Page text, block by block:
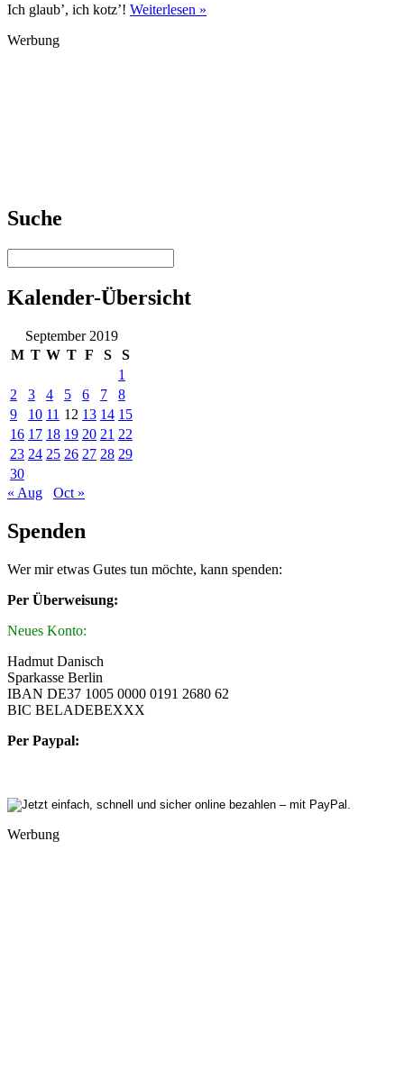
Ich glaub’, ich kotz’! Weiterlesen »
Werbung
Suche
Kalender-Übersicht
September 2019
M T W T F S
S
1
2
3 4 5 6 7
8
9
10 11 12 13 14 15
16 17 18 19 20 21 22
23 24 25 26 27 28 29
30
« Aug
Oct »
Spenden
Wer mir etwas Gutes tun möchte, kann spenden:
Per Überweisung:
Neues Konto:
Hadmut Danisch
Sparkasse Berlin
IBAN DE37 1005 0000 0191 2680 62
BIC BELADEBEXXX
Per Paypal:
Werbung